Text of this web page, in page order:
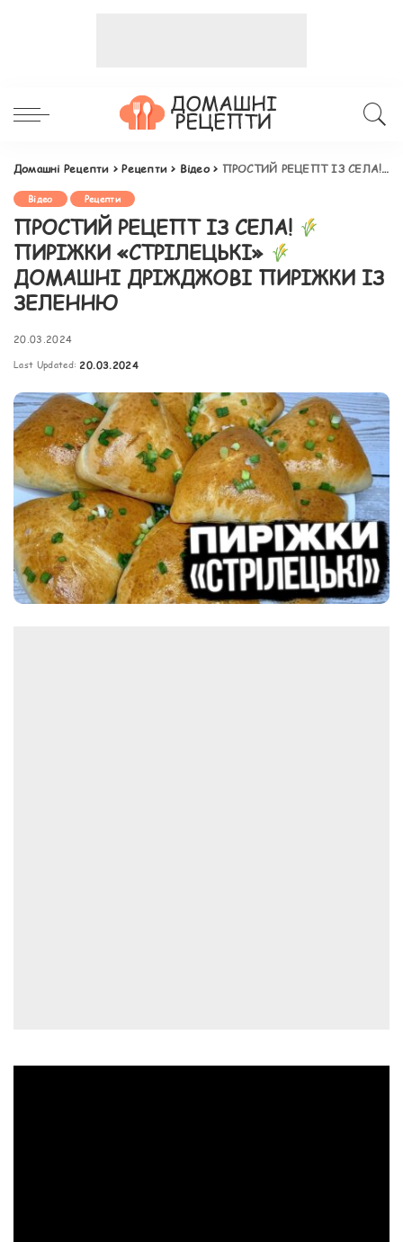
Домашні Рецепти >Рецепти > Відео> ПРОСТИЙ РЕЦЕПТ ІЗ СЕЛА!
Відео Рецепти
ПРОСТИЙ РЕЦЕПТ ІЗ СЕЛА!
ПИРІЖКИ «СТРІЛЕЦЬКІ»
ДОМАШНІ ДРІЖДЖОВІ ПИРІЖКИ ІЗ
ЗЕЛЕННЮ
20.03.2024
Last Updated: 20.03.2024